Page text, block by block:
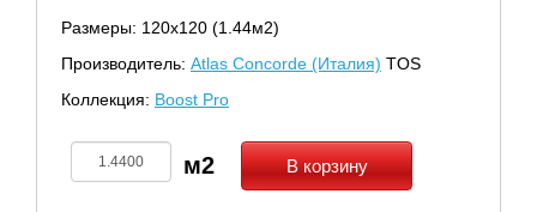
Размеры: 120х120 (1.44м2)
Производитель: Atlas Concorde (Италия) TOS
Коллекция: Boost Pro
В корзину